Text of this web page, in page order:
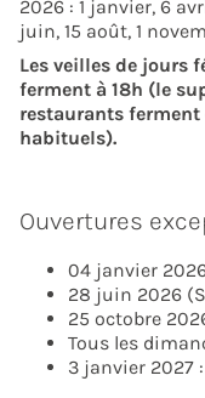
2026 : 1 janvier, 6
juin, 15 août, 1
Les veilles de jours
ferment à 18h (le
restaurants
habituels).
Ouvertures
04 janvier
28 juin 2026
25 octobre
Tous les
3 janvier 2027